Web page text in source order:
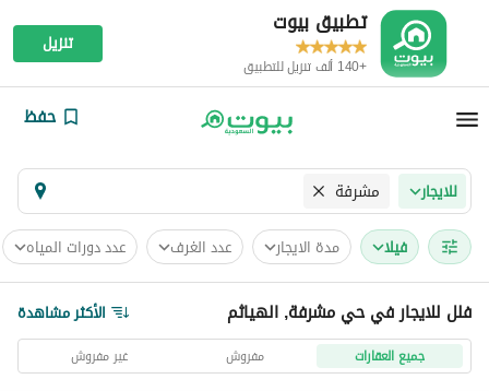
تطبيق بيوت
+140 ألف تنزيل للتطبيق
تنزيل
حفظ
للايجار مشرفة
فیلا مدة الايجار عدد الغرف عدد دورات المياه
فلل للايجار في حي مشرفة, الهياثم الأكثر مشاهدة
جميع العقارات مفروش غير مفروش